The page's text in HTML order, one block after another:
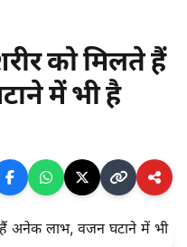
को मिलते हैं
में भी है